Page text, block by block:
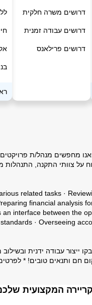
דרושים משרה חלקית
דרושים עבודה זמנית
דרושים פרילאנס
בני 50
מנהל/ת פרויקטים
על צוותי התקנה,
related tasks ·
financial analysis
interface between the
· Overseeing
ייצור עבודה ידנית